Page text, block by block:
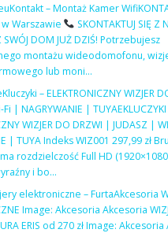
– Montaż Kamer
Warszawie
SKONTAKTUJ SIĘ Z
SWÓJ DOM JUŻ DZIŚ! Potrzebujesz
montażu wideodomofonu,
lub moni…
– ELEKTRONICZNY WIZJER
| NAGRYWANIE | TUYAEKLUCZYKI
WIZJER DO DRZWI | JUDASZ |
| TUYA Indeks WIZ001 297,99 zł
rozdzielczość Full HD
i bo…
elektroniczne – FurtaAkcesoria
Image: Akcesoria Akcesoria
ERIS od 270 zł Image: